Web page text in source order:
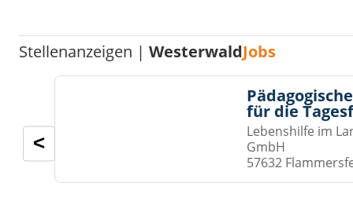
Stellenanzeigen |WesterwaldJobs
für die
Lebenshilfe im
GmbH
57632
<